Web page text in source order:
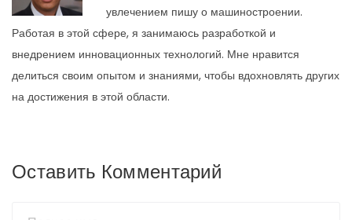
увлечением пишу о машиностроении.
Работая в этой сфере, я занимаюсь разработкой и
внедрением инновационных технологий. Мне нравится
делиться своим опытом и знаниями, чтобы вдохновлять других
на достижения в этой области.
Оставить Комментарий